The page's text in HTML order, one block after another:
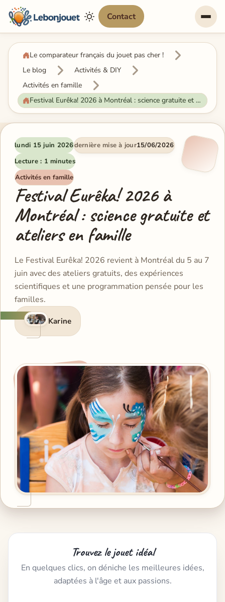
Contact
Le comparateur français du jouet pas cher !
Le blog
Activités & DIY
Activités en famille
Festival Eurêka! 2026 à Montréal : science gratuite et ateliers en famille
lundi 15 juin 2026dernière mise à jour15/06/2026
Lecture : 1 minutes
Activités en famille
Festival Eurêka! 2026 à
Montréal : science gratuite et
ateliers en famille
Le Festival Eurêka! 2026 revient à Montréal du 5 au 7
juin avec des ateliers gratuits, des expériences
scientifiques et une programmation pensée pour les
familles.
Karine
Trouvez le jouet idéal
En quelques clics, on déniche les meilleures idées,
adaptées à l'âge et aux passions.